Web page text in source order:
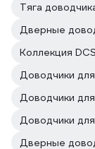
Тяга
Дверные
Коллекция DCS
Доводчики
Доводчики
Доводчики